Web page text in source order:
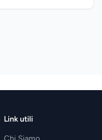
Link utili